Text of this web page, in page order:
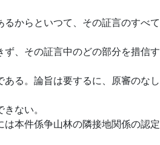
からといつて、その証言のすべて
、その証言中のどの部分を措信す
る。論旨は要するに、原審のなし
ない。
本件係争山林の隣接地関係の認定